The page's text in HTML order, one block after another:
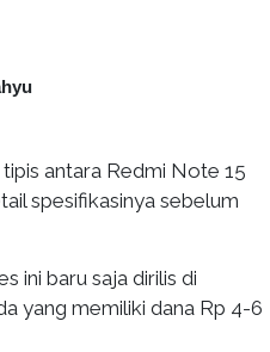
antara Redmi Note 15
spesifikasinya sebelum
ini baru saja dirilis di
yang memiliki dana Rp 4-6